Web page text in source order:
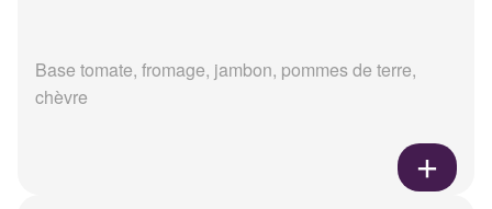
Base tomate, fromage, jambon, pommes de terre,
chèvre